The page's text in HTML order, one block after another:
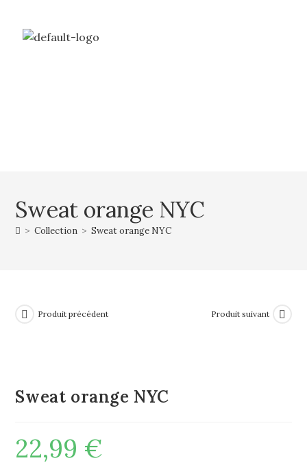
Sweat orange NYC
> Collection > Sweat orange NYC
Produit précédent Produit suivant
Sweat orange NYC
22,99 €